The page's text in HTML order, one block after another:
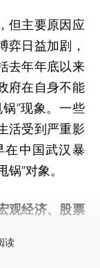
主要原因应
弈日益加剧，
去年年底以来
府在自身不能
”现象。一些
活受到严重影
在中国武汉暴
”对象。
观经济、股票
读